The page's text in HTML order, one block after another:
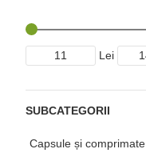
Lei
SUBCATEGORII
Capsule și comprimate